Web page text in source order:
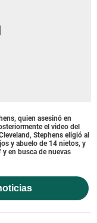
quien asesinó en
el video del
Stephens eligió al
y abuelo de 14 nietos, y
en busca de nuevas